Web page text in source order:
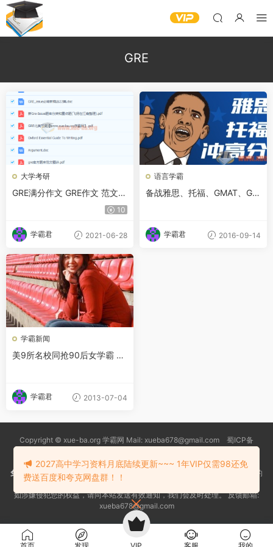
GRE
大学考研
GRE满分作文 GRE作文 范文百
10
学霸君 2021-06-28
语言学霸
备战雅思、托福、GMAT、GR
学霸君 2016-09-14
学霸新闻
美9所名校同抢90后女学霸 大
学霸君 2013-07-04
Copyright © xue-ba.org 学霸网 Mail: xueba678@gmail.com 蜀ICP备
常见问题
更新日志 忘记密码本站推荐浏览器：Edge浏览器
免责声明：本站资源均搜索自互联网和网友分享,仅供大家学习交流,不对资料的
真实性和安全性负责！
如涉嫌侵犯您的权益，请向本站发送有效通知，我们会及时处理。 反馈邮箱:
xueba678@gmail.com
2027高中学习资料月底陆续更新~~~ 1年VIP仅需98还免
费送百度和夸克网盘群！！